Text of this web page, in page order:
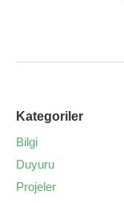
Kategoriler
Bilgi
Duyuru
Projeler